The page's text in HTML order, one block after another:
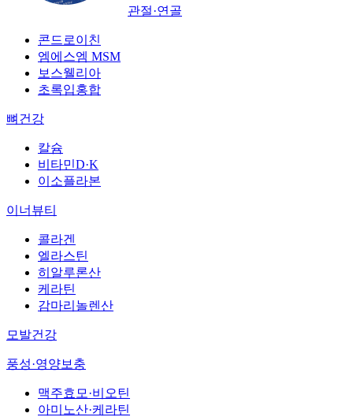
관절·연골
콘드로이친
엠에스엠 MSM
보스웰리아
초록입홍합
뼈건강
칼슘
비타민D·K
이소플라본
이너뷰티
콜라겐
엘라스틴
히알루론산
케라틴
감마리놀렌산
모발건강
풍성·영양보충
맥주효모·비오틴
아미노산·케라틴